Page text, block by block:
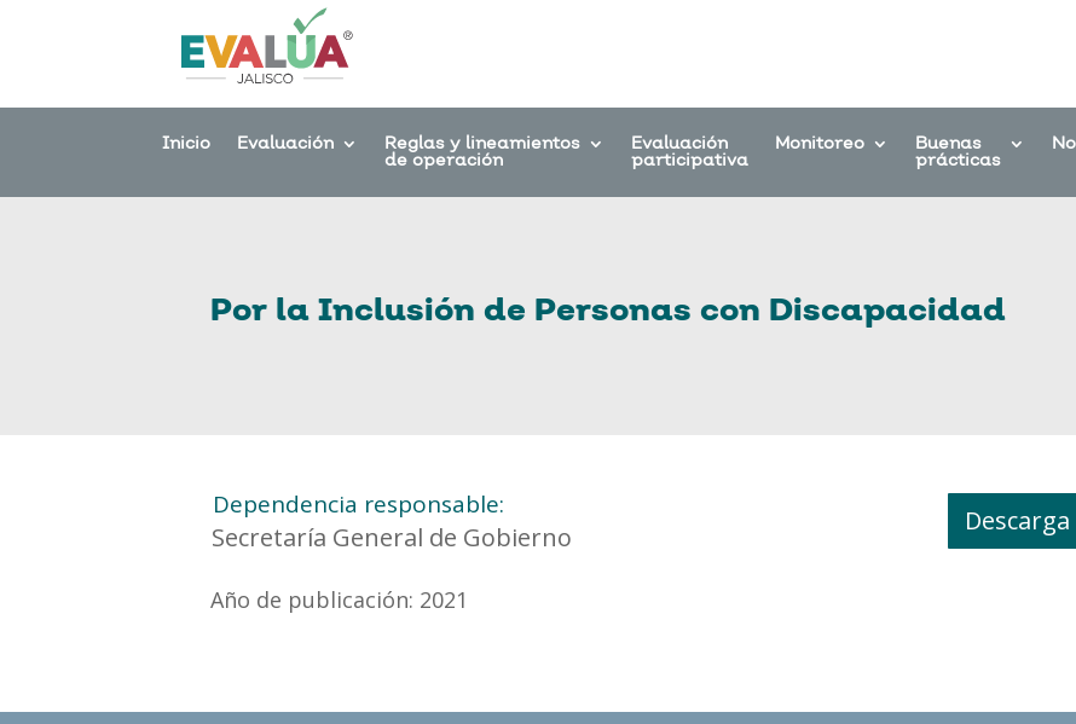
Inicio Evaluación Reglas y lineamientos
de operación
Evaluación
participativa
Monitoreo Buenas
prácticas
Por la Inclusión de Personas con Discapacidad
Dependencia responsable:
Secretaría General de Gobierno
Año de publicación: 2021